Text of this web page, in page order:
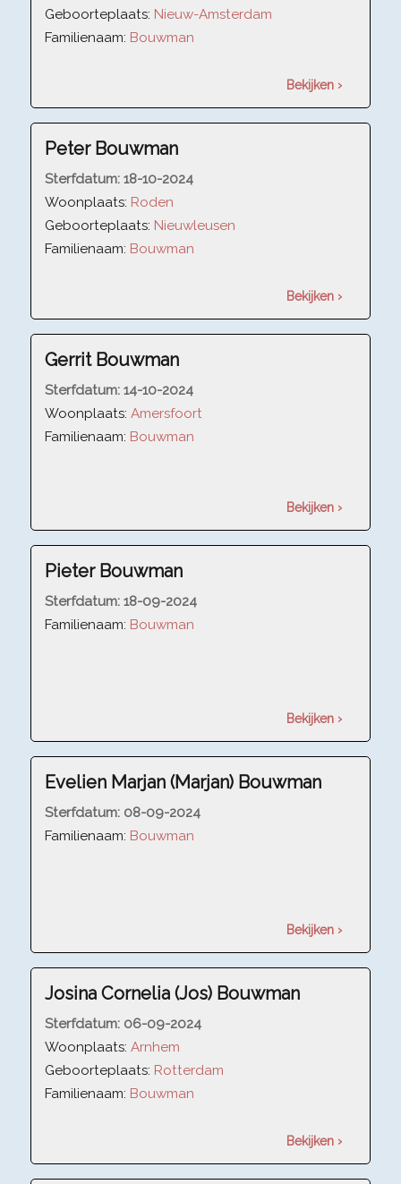
Geboorteplaats: Nieuw-Amsterdam
Familienaam: Bouwman
Bekijken ›
Peter Bouwman
Sterfdatum: 18-10-2024
Woonplaats: Roden
Geboorteplaats: Nieuwleusen
Familienaam: Bouwman
Bekijken ›
Gerrit Bouwman
Sterfdatum: 14-10-2024
Woonplaats: Amersfoort
Familienaam: Bouwman
Bekijken ›
Pieter Bouwman
Sterfdatum: 18-09-2024
Familienaam: Bouwman
Bekijken ›
Evelien Marjan (Marjan) Bouwman
Sterfdatum: 08-09-2024
Familienaam: Bouwman
Bekijken ›
Josina Cornelia (Jos) Bouwman
Sterfdatum: 06-09-2024
Woonplaats: Arnhem
Geboorteplaats: Rotterdam
Familienaam: Bouwman
Bekijken ›